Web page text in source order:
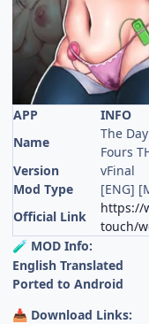
APP
INFO
Name
The
Fours
Version
vFinal
Mod Type
[ENG]
Official Link
https://
touch/
🧪 MOD Info:
English Translated
Ported to Android
📥 Download Links: